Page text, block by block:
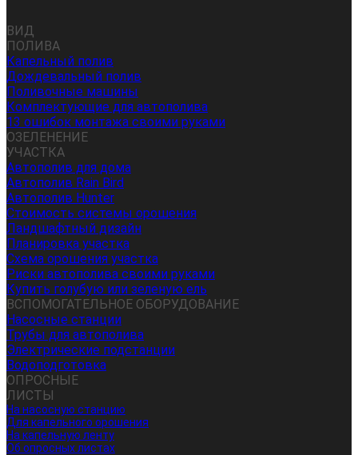
ВИД
ПОЛИВА
Капельный полив
Дождевальный полив
Поливочные машины
Комплектующие для автополива
13 ошибок монтажа своими руками
ОЗЕЛЕНЕНИЕ
УЧАСТКА
Автополив для дома
Автополив Rain Bird
Автополив Hunter
Стоимость системы орошения
Ландшафтный дизайн
Планировка участка
Схема орошения участка
Риски автополива своими руками
Купить голубую или зеленую ель
ВСПОМОГАТЕЛЬНОЕ ОБОРУДОВАНИЕ
Насосные станции
Трубы для автополива
Электрические подстанции
Водоподготовка
ОПРОСНЫЕ
ЛИСТЫ
На насосную станцию
Для капельного орошения
На капельную ленту
Об опросных листах